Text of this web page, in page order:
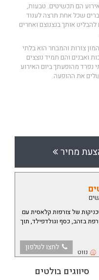
הם תכשיטים. טבעות,
שכל אחת תרצה לענוד
אותך בנצנוצם ואחרים
צורות והמבחר הוא בלתי
ואבנים והם תמיד נוצצים
נפרד מהופעתך ביום האירוע
את ההופעה.
מחיר
של צורפות קלאסית עם
בזהב, כסף וגולדפילד, תוך
נווט לחצו לטלפון
סיווגים בולטים